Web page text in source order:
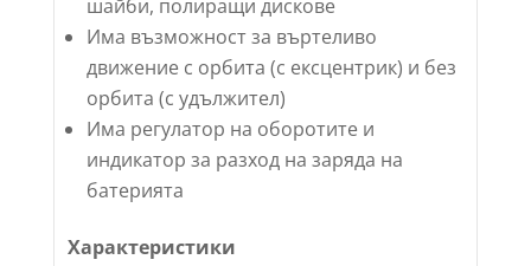
шайби, полиращи дискове
Има възможност за въртеливо
движение с орбита (с ексцентрик) и без
орбита (с удължител)
Има регулатор на оборотите и
индикатор за разход на заряда на
батерията
Характеристики